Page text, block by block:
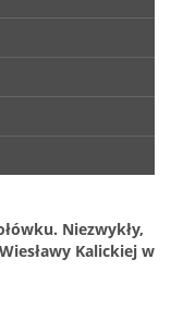
Niezwykły,
Kalickiej w